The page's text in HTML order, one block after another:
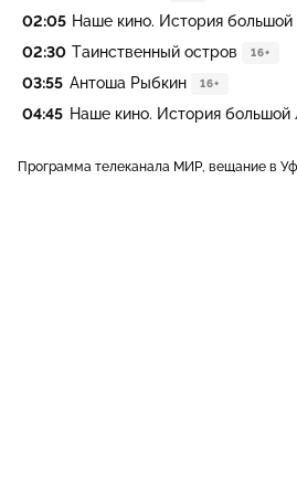
02:05 Наше кино. История
02:30 Таинственный остров 16+
03:55 Антоша Рыбкин 16+
04:45 Наше кино. История большой
Программа телеканала МИР, вещание в